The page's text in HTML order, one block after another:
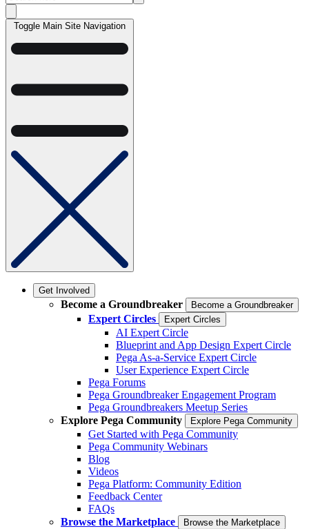
Toggle Main Site Navigation
Get Involved
Become a Groundbreaker Become a Groundbreaker
Expert Circles Expert Circles
AI Expert Circle
Blueprint and App Design Expert Circle
Pega As-a-Service Expert Circle
User Experience Expert Circle
Pega Forums
Pega Groundbreaker Engagement Program
Pega Groundbreakers Meetup Series
Explore Pega Community
Explore Pega Community
Get Started with Pega Community
Pega Community Webinars
Blog
Videos
Pega Platform: Community Edition
Feedback Center
FAQs
Browse the Marketplace
Browse the Marketplace